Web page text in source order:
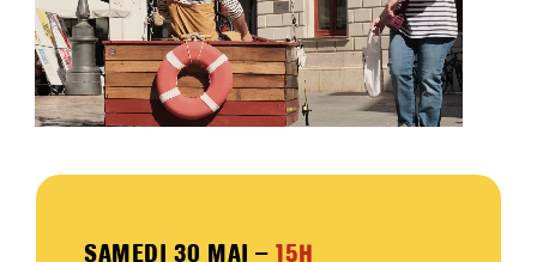
SAMEDI 30 MAI – 15H